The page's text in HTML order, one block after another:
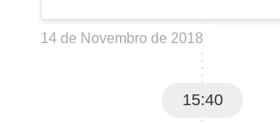
14 de Novembro de 2018
15:40